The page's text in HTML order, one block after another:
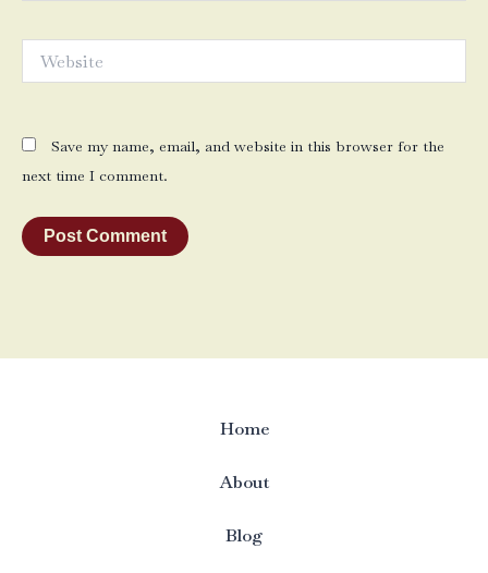
Save my name, email, and website in this browser for the
next time I comment.
Home
About
Blog